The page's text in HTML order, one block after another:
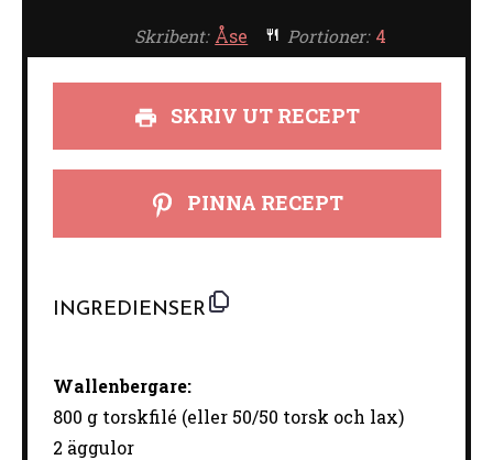
Skribent: Åse Portioner: 4
SKRIV UT RECEPT
PINNA RECEPT
INGREDIENSER
Wallenbergare:
800 gtorskfilé (eller 50/50 torsk och lax)
2 äggulor